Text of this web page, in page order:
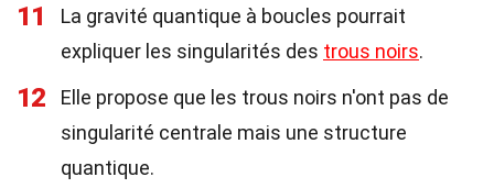
11
La gravité quantique à boucles pourrait
expliquer les singularités des trous noirs.
12
Elle propose que les trous noirs n'ont pas de
singularité centrale mais une structure
quantique.